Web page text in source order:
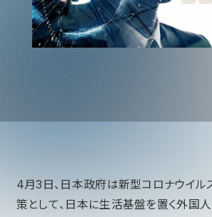
4月3日、日本政府は新型コロナウイ
策として、日本に生活基盤を置く外国